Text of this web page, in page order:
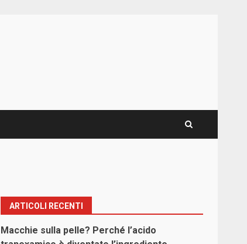
ARTICOLI RECENTI
Macchie sulla pelle? Perché l’acido